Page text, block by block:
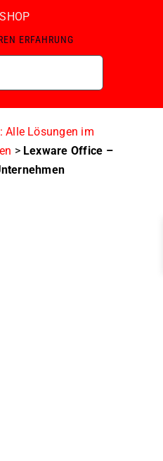
GOLD-PARTNER MIT
ERFAHRUNG
Alle Lösungen im
> Lexware Office –